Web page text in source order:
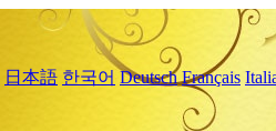
日本語 한국어 Deutsch Français